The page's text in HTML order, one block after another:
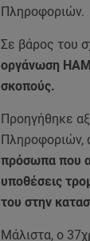
Πληροφοριών.
Σε βάρος του
οργάνωση
σκοπούς.
Προηγήθηκε
Πληροφοριών,
πρόσωπα που
υποθέσεις
του στην
Μάλιστα, ο